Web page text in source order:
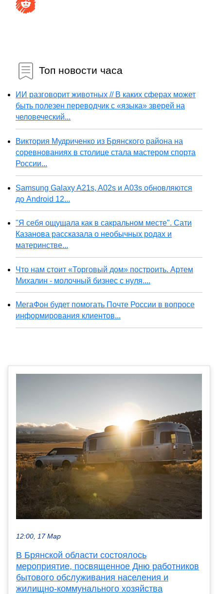
Топ новости часа
ИИ разговорит животных // В каких сферах может
быть полезен переводчик с «языка» зверей на
человеческий...
Виктория Мудриченко из Брянского района на
соревнованиях в столице стала мастером спорта
России...
Samsung Galaxy A21s, A02s и A03s обновляются
до Android 12...
"Я себя ощущала как в сакральном месте". Сати
Казанова рассказала о необычных родах и
материнстве...
Что нам стоит «Торговый дом» построить. Артем
Михалин - молочный бизнес с нуля....
МегаФон будет помогать Почте России в вопросе
информирования клиентов...
12:00, 17 Мар
В Брянской области состоялось
мероприятие, посвященное Дню работников
бытового обслуживания населения и
жилищно-коммунального хозяйства